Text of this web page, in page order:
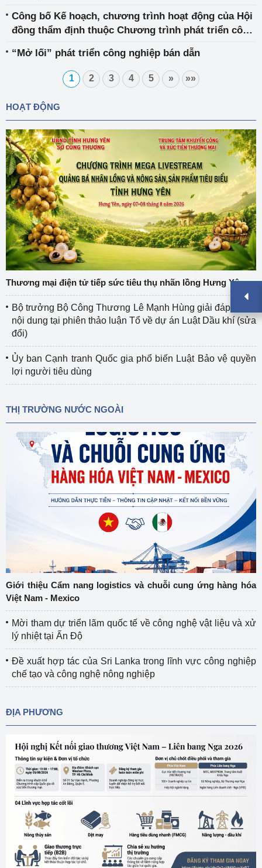
Công bố Kế hoạch, chương trình hoạt động của Hội
đồng thẩm định thuộc Chương trình phát triển công
“Mở lối” phát triển công nghiệp bán dẫn
1 2 3 4 5 » »»
HOẠT ĐỘNG
Thương mại điện tử tiếp sức tiêu thụ nhãn lồng Hưng Yên
Bộ trưởng Bộ Công Thương Lê Mạnh Hùng giải đáp nhiều
nội dung tại phiên thảo luận Tổ về dự án Luật Dầu khí (sửa
đổi)
Ủy ban Cạnh tranh Quốc gia phổ biến Luật Bảo vệ quyền
lợi người tiêu dùng
THỊ TRƯỜNG NƯỚC NGOÀI
Giới thiệu Cẩm nang logistics và chuỗi cung ứng hàng hóa
Việt Nam - Mexico
Mời tham dự triển lãm quốc tế về công nghệ vật liệu và xử
lý nhiệt tại Ấn Độ
Đề xuất hợp tác của Sri Lanka trong lĩnh vực công nghiệp
chế tạo và công nghệ nông nghiệp
ĐỊA PHƯƠNG